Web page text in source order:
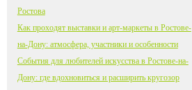
Ростова
Как проходят выставки и арт-маркеты в Ростове-
на-Дону: атмосфера, участники и особенности
События для любителей искусства в Ростове-на-
Дону: где вдохновиться и расширить кругозор